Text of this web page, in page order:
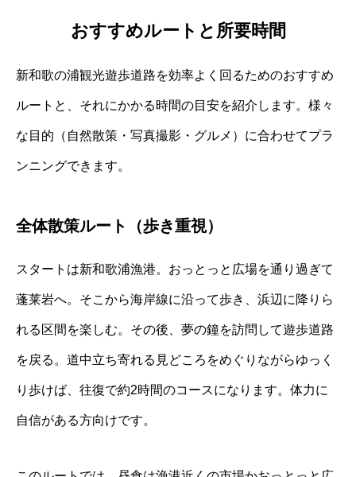
おすすめルートと所要時間
新和歌の浦観光遊歩道路を効率よく回るためのおすすめ
ルートと、それにかかる時間の目安を紹介します。様々
な目的（自然散策・写真撮影・グルメ）に合わせてプラ
ンニングできます。
全体散策ルート（歩き重視）
スタートは新和歌浦漁港。おっとっと広場を通り過ぎて
蓬莱岩へ。そこから海岸線に沿って歩き、浜辺に降りら
れる区間を楽しむ。その後、夢の鐘を訪問して遊歩道路
を戻る。道中立ち寄れる見どころをめぐりながらゆっく
り歩けば、往復で約2時間のコースになります。体力に
自信がある方向けです。